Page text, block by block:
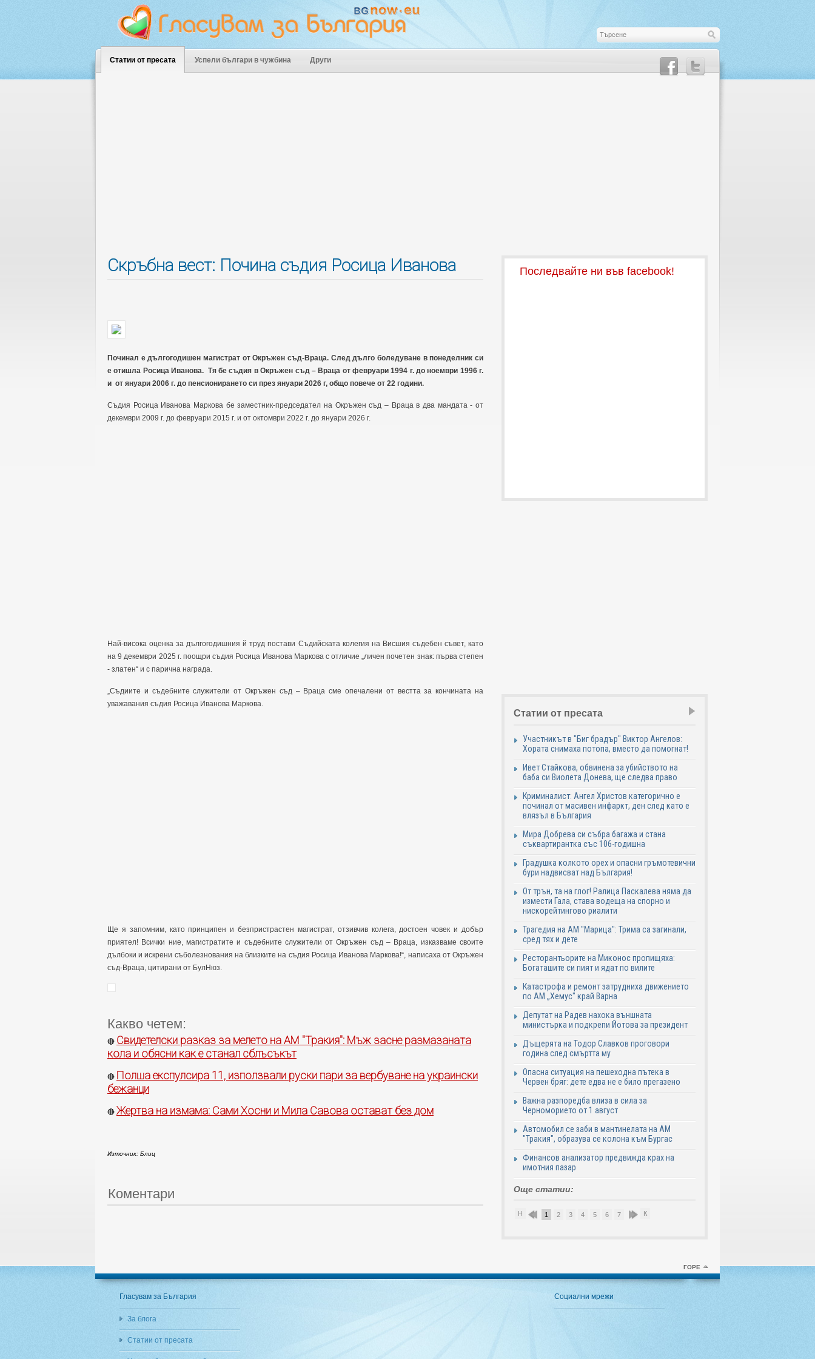
Статии от пресата Успели българи в чужбина Други
Скръбна вест: Почина съдия Росица Иванова
Починал е дългогодишен магистрат от Окръжен съд-Враца. След дълго боледуване в понеделник си
е отишла Росица Иванова. Тя бе съдия в Окръжен съд – Враца от февруари 1994 г. до ноември 1996 г.
и от януари 2006 г. до пенсионирането си през януари 2026 г, общо повече от 22 години.
Съдия Росица Иванова Маркова бе заместник-председател на Окръжен съд – Враца в два мандата - от
декември 2009 г. до февруари 2015 г. и от октомври 2022 г. до януари 2026 г.
Най-висока оценка за дългогодишния й труд постави Съдийската колегия на Висшия съдебен съвет, като
на 9 декември 2025 г. поощри съдия Росица Иванова Маркова с отличие „личен почетен знак: първа степен
- златен“ и с парична награда.
„Съдиите и съдебните служители от Окръжен съд – Враца сме опечалени от вестта за кончината на
уважавания съдия Росица Иванова Маркова.
Ще я запомним, като принципен и безпристрастен магистрат, отзивчив колега, достоен човек и добър
приятел! Всички ние, магистратите и съдебните служители от Окръжен съд – Враца, изказваме своите
дълбоки и искрени съболезнования на близките на съдия Росица Иванова Маркова!“, написаха от Окръжен
съд-Враца, цитирани от БулНюз.
Какво четем:
🔴 Свидетелски разказ за мелето на АМ "Тракия": Мъж засне размазаната
кола и обясни как е станал сблъсъкът
🔴 Полша експулсира 11, използвали руски пари за вербуване на украински
бежанци
🔴 Жертва на измама: Сами Хосни и Мила Савова остават без дом
Източник: Блиц
Коментари
Последвайте ни във facebook!
Статии от пресата
Участникът в "Биг брадър" Виктор Ангелов:
Хората снимаха потопа, вместо да помогнат!
Ивет Стайкова, обвинена за убийството на
баба си Виолета Донева, ще следва право
Криминалист: Ангел Христов категорично е
починал от масивен инфаркт, ден след като е
влязъл в България
Мира Добрева си събра багажа и стана
съквартирантка със 106-годишна
Градушка колкото орех и опасни гръмотевични
бури надвисват над България!
От трън, та на глог! Ралица Паскалева няма да
измести Гала, става водеща на спорно и
нискорейтингово риалити
Трагедия на АМ "Марица": Трима са загинали,
сред тях и дете
Ресторантьорите на Миконос пропищяха:
Богаташите си пият и ядат по вилите
Катастрофа и ремонт затрудниха движението
по АМ „Хемус" край Варна
Депутат на Радев нахока външната
министърка и подкрепи Йотова за президент
Дъщерята на Тодор Славков проговори
година след смъртта му
Опасна ситуация на пешеходна пътека в
Червен бряг: дете едва не е било прегазено
Важна разпоредба влиза в сила за
Черноморието от 1 август
Автомобил се заби в мантинелата на АМ
"Тракия", образува се колона към Бургас
Финансов анализатор предвижда крах на
имотния пазар
Още статии:
Н 1 2 3 4 5 6 7 8 9К
ГОРЕ
Гласувам за България
За блога
Статии от пресата
Социални мрежи